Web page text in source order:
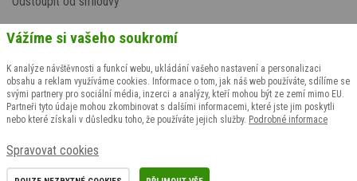
Grafický návrh
Vážíme si vašeho soukromí
K analýze návštěvnosti a funkcí webu, ukládání vašeho nastavení a personalizaci
obsahu a reklam využíváme cookies. Informace o tom, jak náš web používáte, sdílíme se
svými partnery pro sociální média, inzerci a analýzy, kteří mohou být ze zemí mimo EU.
Partneři tyto údaje mohou zkombinovat s dalšími informacemi, které jste jim poskytli
nebo které získali v důsledku toho, že používáte jejich služby. Podrobné informace
Spravovat cookies